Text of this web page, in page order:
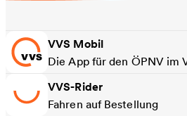
VVS Mobil
Die App für den ÖPNV im
VVS-Rider
Fahren auf Bestellung